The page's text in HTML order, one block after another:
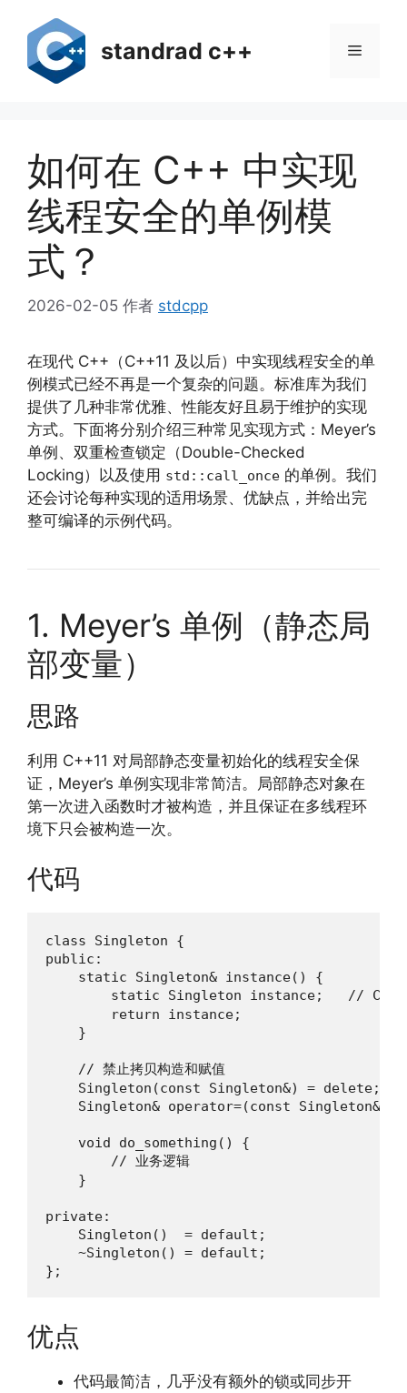
standrad c++ 菜
如何在 C++ 中实现
线程安全的单例模
式？
2026-02-05 作者 stdcpp
在现代 C++（C++11 及以后）中实现线程安全的单
例模式已经不再是一个复杂的问题。标准库为我们
提供了几种非常优雅、性能友好且易于维护的实现
方式。下面将分别介绍三种常见实现方式：Meyer’s
单例、双重检查锁定（Double-Checked
Locking）以及使用 std::call_once 的单例。我们
还会讨论每种实现的适用场景、优缺点，并给出完
整可编译的示例代码。
1. Meyer’s 单例（静态局
部变量）
思路
利用 C++11 对局部静态变量初始化的线程安全保
证，Meyer’s 单例实现非常简洁。局部静态对象在
第一次进入函数时才被构造，并且保证在多线程环
境下只会被构造一次。
代码
class Singleton {
public:
    static Singleton& instance() {
static Singleton instance;   // C++11
        return instance;
    }
    // 禁止拷贝构造和赋值
    Singleton(const Singleton&) = delete;
Singleton& operator=(const Singleton&)
    void do_something() {
        // 业务逻辑
    }
private:
    Singleton()  = default;
    ~Singleton() = default;
};
优点
代码最简洁，几乎没有额外的锁或同步开